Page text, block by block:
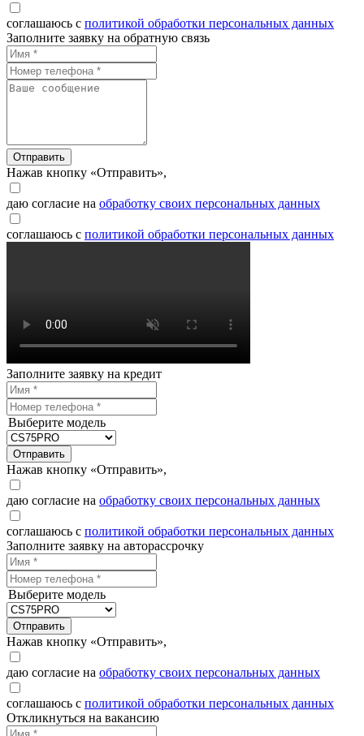
соглашаюсь с политикой обработки персональных данных
Заполните заявку на обратную связь
Отправить
Нажав кнопку «Отправить»,
даю согласие на обработку своих персональных данных
соглашаюсь с политикой обработки персональных данных
Заполните заявку на кредит
Выберите модель
Отправить
Нажав кнопку «Отправить»,
даю согласие на обработку своих персональных данных
соглашаюсь с политикой обработки персональных данных
Заполните заявку на авторассрочку
Выберите модель
Отправить
Нажав кнопку «Отправить»,
даю согласие на обработку своих персональных данных
соглашаюсь с политикой обработки персональных данных
Откликнуться на вакансию